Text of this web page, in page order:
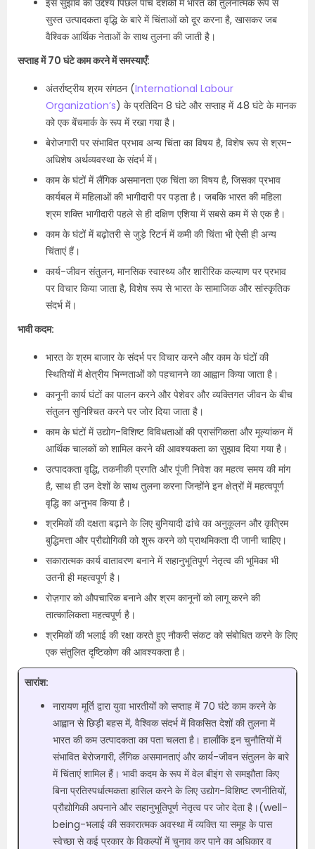
इस सुझाव का उद्देश्य पिछले पांच दशकों में भारत की तुलनात्मक रूप से
सुस्त उत्पादकता वृद्धि के बारे में चिंताओं को दूर करना है, खासकर जब
वैश्विक आर्थिक नेताओं के साथ तुलना की जाती है।
सप्ताह में 70 घंटे काम करने में समस्याएँ:
अंतर्राष्ट्रीय श्रम संगठन (International Labour
Organization’s) के प्रतिदिन 8 घंटे और सप्ताह में 48 घंटे के मानक
को एक बेंचमार्क के रूप में रखा गया है।
बेरोजगारी पर संभावित प्रभाव अन्य चिंता का विषय है, विशेष रूप से श्रम-
अधिशेष अर्थव्यवस्था के संदर्भ में।
काम के घंटों में लैंगिक असमानता एक चिंता का विषय है, जिसका प्रभाव
कार्यबल में महिलाओं की भागीदारी पर पड़ता है। जबकि भारत की महिला
श्रम शक्ति भागीदारी पहले से ही दक्षिण एशिया में सबसे कम में से एक है।
काम के घंटों में बढ़ोतरी से जुड़े रिटर्न में कमी की चिंता भी ऐसी ही अन्य
चिंताएं हैं।
कार्य-जीवन संतुलन, मानसिक स्वास्थ्य और शारीरिक कल्याण पर प्रभाव
पर विचार किया जाता है, विशेष रूप से भारत के सामाजिक और सांस्कृतिक
संदर्भ में।
भावी कदम:
भारत के श्रम बाजार के संदर्भ पर विचार करने और काम के घंटों की
स्थितियों में क्षेत्रीय भिन्नताओं को पहचानने का आह्वान किया जाता है।
कानूनी कार्य घंटों का पालन करने और पेशेवर और व्यक्तिगत जीवन के बीच
संतुलन सुनिश्चित करने पर जोर दिया जाता है।
काम के घंटों में उद्योग-विशिष्ट विविधताओं की प्रासंगिकता और मूल्यांकन में
आर्थिक चालकों को शामिल करने की आवश्यकता का सुझाव दिया गया है।
उत्पादकता वृद्धि, तकनीकी प्रगति और पूंजी निवेश का महत्व समय की मांग
है, साथ ही उन देशों के साथ तुलना करना जिन्होंने इन क्षेत्रों में महत्वपूर्ण
वृद्धि का अनुभव किया है।
श्रमिकों की दक्षता बढ़ाने के लिए बुनियादी ढांचे का अनुकूलन और कृत्रिम
बुद्धिमत्ता और प्रौद्योगिकी को शुरू करने को प्राथमिकता दी जानी चाहिए।
सकारात्मक कार्य वातावरण बनाने में सहानुभूतिपूर्ण नेतृत्व की भूमिका भी
उतनी ही महत्वपूर्ण है।
रोज़गार को औपचारिक बनाने और श्रम कानूनों को लागू करने की
तात्कालिकता महत्वपूर्ण है।
श्रमिकों की भलाई की रक्षा करते हुए नौकरी संकट को संबोधित करने के लिए
एक संतुलित दृष्टिकोण की आवश्यकता है।
सारांश:
नारायण मूर्ति द्वारा युवा भारतीयों को सप्ताह में 70 घंटे काम करने के
आह्वान से छिड़ी बहस में, वैश्विक संदर्भ में विकसित देशों की तुलना में
भारत की कम उत्पादकता का पता चलता है। हालाँकि इन चुनौतियों में
संभावित बेरोजगारी, लैंगिक असमानताएं और कार्य-जीवन संतुलन के बारे
में चिंताएं शामिल हैं। भावी कदम के रूप में वेल बीइंग से समझौता किए
बिना प्रतिस्पर्धात्मकता हासिल करने के लिए उद्योग-विशिष्ट रणनीतियों,
प्रौद्योगिकी अपनाने और सहानुभूतिपूर्ण नेतृत्व पर जोर देता है।(well-
being-भलाई की सकारात्मक अवस्था में व्यक्ति या समूह के पास
स्वेच्छा से कई प्रकार के विकल्पों में चुनाव कर पाने का अधिकार व